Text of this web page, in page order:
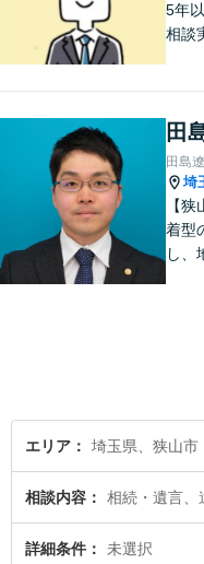
5年
相談
談く
司法
な案
分】
田
田島
埼
【
着型
し、
エリア 埼玉県、狭山市
相談内容 相続・遺言、
詳細条件 未選択